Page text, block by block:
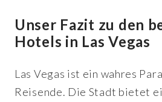
Unser Fazit zu den
Hotels in Las Vegas
Las Vegas ist ein wahres
Reisende. Die Stadt bietet